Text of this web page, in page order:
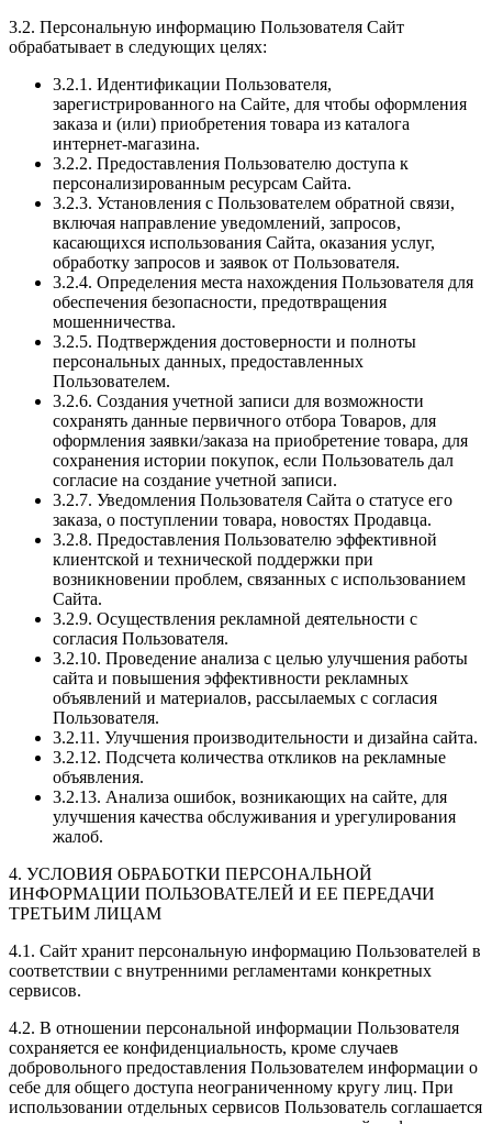
3.2. Персональную информацию Пользователя Сайт
обрабатывает в следующих целях:
3.2.1. Идентификации Пользователя,
зарегистрированного на Сайте, для чтобы оформления
заказа и (или) приобретения товара из каталога
интернет-магазина.
3.2.2. Предоставления Пользователю доступа к
персонализированным ресурсам Сайта.
3.2.3. Установления с Пользователем обратной связи,
включая направление уведомлений, запросов,
касающихся использования Сайта, оказания услуг,
обработку запросов и заявок от Пользователя.
3.2.4. Определения места нахождения Пользователя для
обеспечения безопасности, предотвращения
мошенничества.
3.2.5. Подтверждения достоверности и полноты
персональных данных, предоставленных
Пользователем.
3.2.6. Создания учетной записи для возможности
сохранять данные первичного отбора Товаров, для
оформления заявки/заказа на приобретение товара, для
сохранения истории покупок, если Пользователь дал
согласие на создание учетной записи.
3.2.7. Уведомления Пользователя Сайта о статусе его
заказа, о поступлении товара, новостях Продавца.
3.2.8. Предоставления Пользователю эффективной
клиентской и технической поддержки при
возникновении проблем, связанных с использованием
Сайта.
3.2.9. Осуществления рекламной деятельности с
согласия Пользователя.
3.2.10. Проведение анализа с целью улучшения работы
сайта и повышения эффективности рекламных
объявлений и материалов, рассылаемых с согласия
Пользователя.
3.2.11. Улучшения производительности и дизайна сайта.
3.2.12. Подсчета количества откликов на рекламные
объявления.
3.2.13. Анализа ошибок, возникающих на сайте, для
улучшения качества обслуживания и урегулирования
жалоб.
4. УСЛОВИЯ ОБРАБОТКИ ПЕРСОНАЛЬНОЙ
ИНФОРМАЦИИ ПОЛЬЗОВАТЕЛЕЙ И ЕЕ ПЕРЕДАЧИ
ТРЕТЬИМ ЛИЦАМ
4.1. Сайт хранит персональную информацию Пользователей в
соответствии с внутренними регламентами конкретных
сервисов.
4.2. В отношении персональной информации Пользователя
сохраняется ее конфиденциальность, кроме случаев
добровольного предоставления Пользователем информации о
себе для общего доступа неограниченному кругу лиц. При
использовании отдельных сервисов Пользователь соглашается